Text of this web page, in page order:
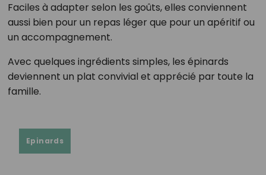
Faciles à adapter selon les goûts, elles conviennent
aussi bien pour un repas léger que pour un apéritif ou
un accompagnement.
Avec quelques ingrédients simples, les épinards
deviennent un plat convivial et apprécié par toute la
famille.
Epinards